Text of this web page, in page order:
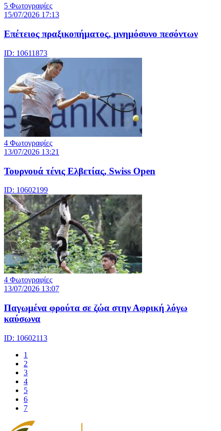
5 Φωτογραφίες
15/07/2026 17:13
Επέτειος πραξικοπήματος, μνημόσυνο πεσόντων
ID: 10611873
4 Φωτογραφίες
13/07/2026 13:21
Τουρνουά τένις Ελβετίας, Swiss Open
ID: 10602199
4 Φωτογραφίες
13/07/2026 13:07
Παγωμένα φρούτα σε ζώα στην Αφρική λόγω
καύσωνα
ID: 10602113
1
2
3
4
5
6
7